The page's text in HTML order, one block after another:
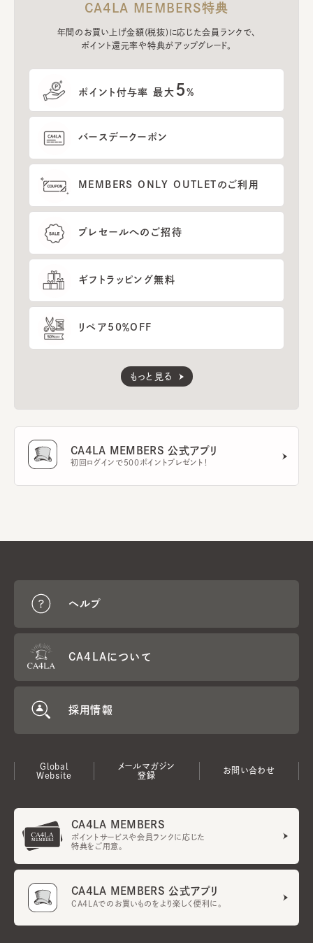
CA4LA MEMBERS特典
年間のお買い上げ金額(税抜)に応じた会員ランクで、
ポイント還元率や特典がアップグレード。
ポイント付与率 最大 5%
バースデークーポン
MEMBERS ONLY OUTLETのご利用
プレセールへのご招待
ギフトラッピング無料
リペア50％OFF
もっと見る
CA4LA MEMBERS 公式アプリ
初回ログインで500ポイントプレゼント！
ヘルプ
CA4LAについて
採用情報
Global
Website
メールマガジン
登録
お問い合わせ
CA4LA MEMBERS
ポイントサービスや会員ランクに応じた
特典をご用意。
CA4LA MEMBERS 公式アプリ
CA4LAでのお買いものをより楽しく便利に。